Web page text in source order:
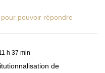
pouvoir répondre
h 37 min
de